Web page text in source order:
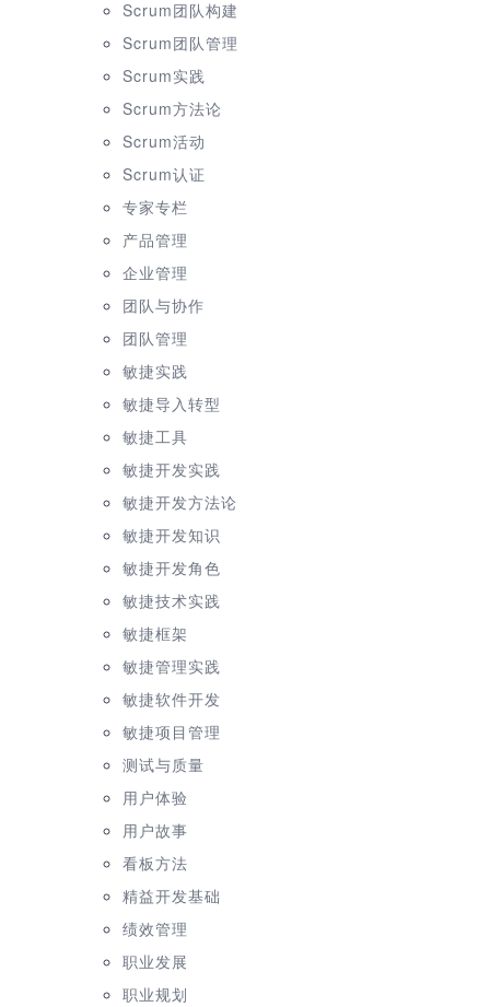
Scrum团队构建
Scrum团队管理
Scrum实践
Scrum方法论
Scrum活动
Scrum认证
专家专栏
产品管理
企业管理
团队与协作
团队管理
敏捷实践
敏捷导入转型
敏捷工具
敏捷开发实践
敏捷开发方法论
敏捷开发知识
敏捷开发角色
敏捷技术实践
敏捷框架
敏捷管理实践
敏捷软件开发
敏捷项目管理
测试与质量
用户体验
用户故事
看板方法
精益开发基础
绩效管理
职业发展
职业规划